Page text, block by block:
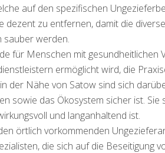
auf den spezifischen
zu entfernen, damit die
sauber werden.
für Menschen mit gesundheitlichen
ermöglicht wird, die
der Nähe von Satow sind sich
sowie das Ökosystem sicher ist.
und langanhaltend ist.
örtlich vorkommenden
die sich auf die Beseitigung